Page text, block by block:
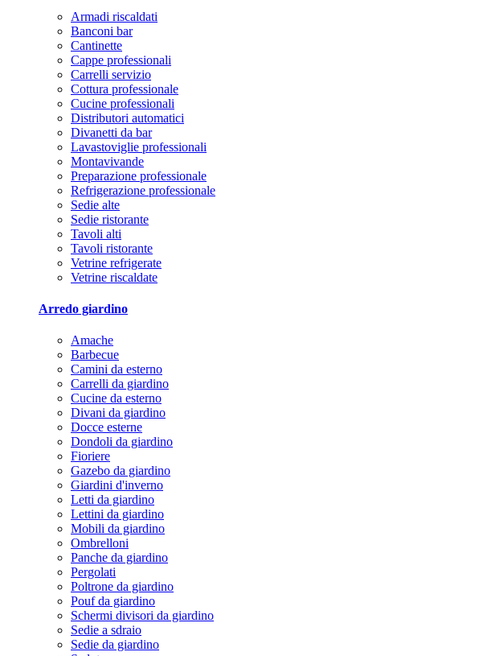
Armadi riscaldati
Banconi bar
Cantinette
Cappe professionali
Carrelli servizio
Cottura professionale
Cucine professionali
Distributori automatici
Divanetti da bar
Lavastoviglie professionali
Montavivande
Preparazione professionale
Refrigerazione professionale
Sedie alte
Sedie ristorante
Tavoli alti
Tavoli ristorante
Vetrine refrigerate
Vetrine riscaldate
Arredo giardino
Amache
Barbecue
Camini da esterno
Carrelli da giardino
Cucine da esterno
Divani da giardino
Docce esterne
Dondoli da giardino
Fioriere
Gazebo da giardino
Giardini d'inverno
Letti da giardino
Lettini da giardino
Mobili da giardino
Ombrelloni
Panche da giardino
Pergolati
Poltrone da giardino
Pouf da giardino
Schermi divisori da giardino
Sedie a sdraio
Sedie da giardino